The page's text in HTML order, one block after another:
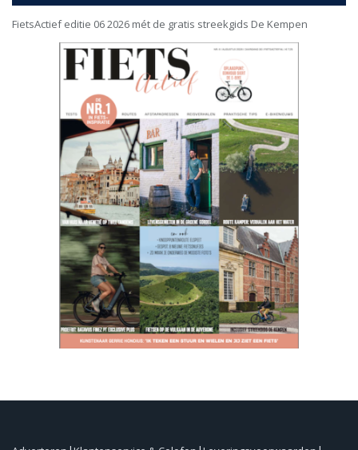
FietsActief editie 06 2026 mét de gratis streekgids De Kempen